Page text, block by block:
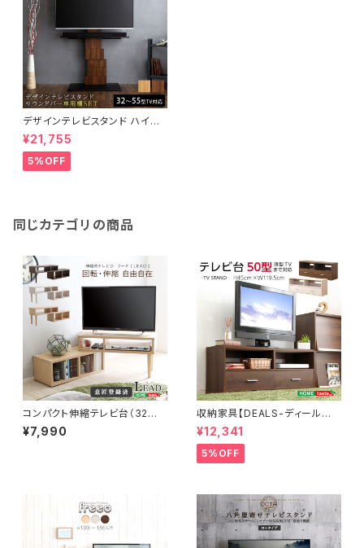
デザインテレビスタンド ハイス
イングタイプ 専用棚 SET 【B
ROART-ブラート-】 BROT-S
ET
¥21,755
5%OFF
同じカテゴリの商品
コンパクト伸縮テレビ台（32型
まで対応）コーナー、ローボー
ド、リビング収納【LEAD-リー
¥7,990
収納家具【DEALS-ディール
ズ-】テレビ台 DSP-TV120
¥12,341
5%OFF